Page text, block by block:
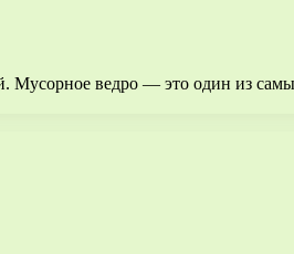
ведро — это один из